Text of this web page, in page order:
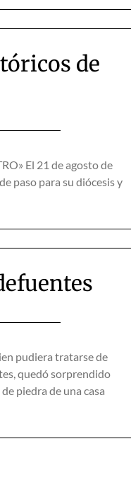
de
El 21 de agosto de
paso para su diócesis y
pudiera tratarse de
quedó sorprendido
piedra de una casa